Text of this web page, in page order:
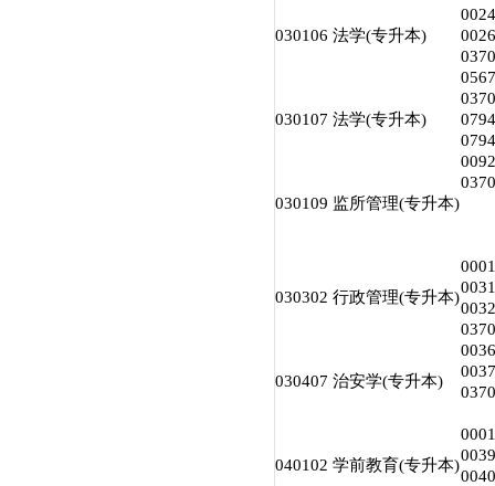
030106 法学(专升本)
030107 法学(专升本)
030109 监所管理(专升本)
030302 行政管理(专升本)
030407 治安学(专升本)
040102 学前教育(专升本)